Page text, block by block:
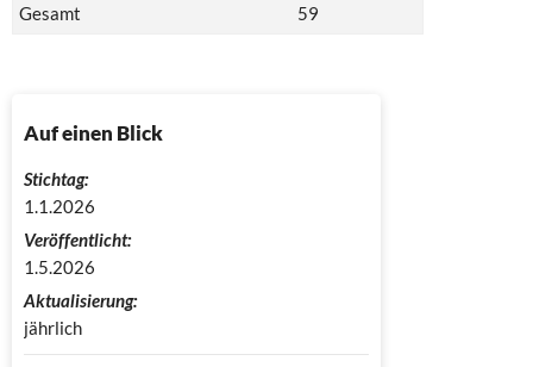
Gesamt
59
Auf einen Blick
Stichtag:
1.1.2026
Veröffentlicht:
1.5.2026
Aktualisierung:
jährlich